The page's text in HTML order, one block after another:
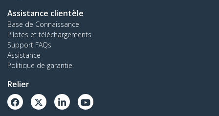
Assistance clientèle
Base de Connaissance
Pilotes et téléchargements
Support FAQs
Assistance
Politique de garantie
Relier